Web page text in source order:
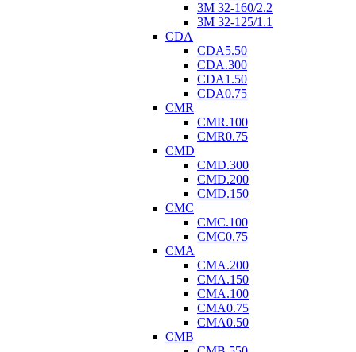
3M 32-160/2.2
3M 32-125/1.1
CDA
CDA5.50
CDA.300
CDA1.50
CDA0.75
CMR
CMR.100
CMR0.75
CMD
CMD.300
CMD.200
CMD.150
CMC
CMC.100
CMC0.75
CMA
CMA.200
CMA.150
CMA.100
CMA0.75
CMA0.50
CMB